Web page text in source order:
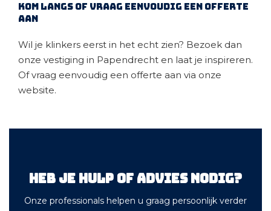
Kom langs of vraag eenvoudig een offerte
aan
Wil je klinkers eerst in het echt zien? Bezoek dan
onze vestiging in Papendrecht en laat je inspireren.
Of vraag eenvoudig een offerte aan via onze
website.
Heb je hulp of advies nodig?
Onze professionals helpen u graag persoonlijk verder